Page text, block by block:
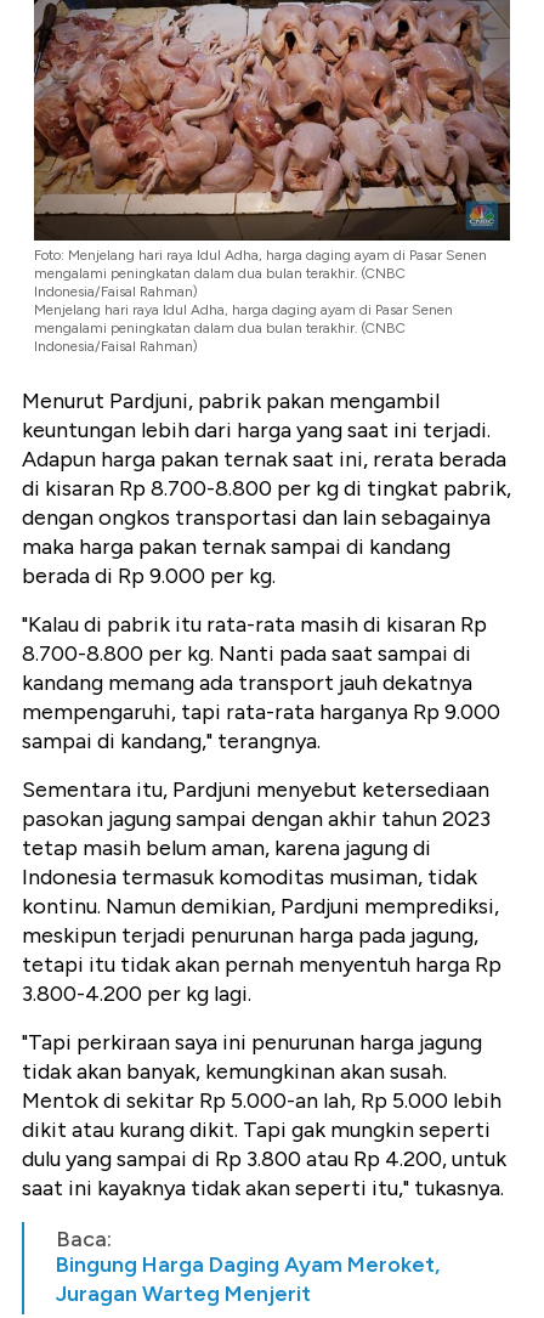
Foto: Menjelang hari raya Idul Adha, harga daging ayam di Pasar Senen
mengalami peningkatan dalam dua bulan terakhir. (CNBC
Indonesia/Faisal Rahman)
Menjelang hari raya Idul Adha, harga daging ayam di Pasar Senen
mengalami peningkatan dalam dua bulan terakhir. (CNBC
Indonesia/Faisal Rahman)
Menurut Pardjuni, pabrik pakan mengambil
keuntungan lebih dari harga yang saat ini terjadi.
Adapun harga pakan ternak saat ini, rerata berada
di kisaran Rp 8.700-8.800 per kg di tingkat pabrik,
dengan ongkos transportasi dan lain sebagainya
maka harga pakan ternak sampai di kandang
berada di Rp 9.000 per kg.
"Kalau di pabrik itu rata-rata masih di kisaran Rp
8.700-8.800 per kg. Nanti pada saat sampai di
kandang memang ada transport jauh dekatnya
mempengaruhi, tapi rata-rata harganya Rp 9.000
sampai di kandang," terangnya.
Sementara itu, Pardjuni menyebut ketersediaan
pasokan jagung sampai dengan akhir tahun 2023
tetap masih belum aman, karena jagung di
Indonesia termasuk komoditas musiman, tidak
kontinu. Namun demikian, Pardjuni memprediksi,
meskipun terjadi penurunan harga pada jagung,
tetapi itu tidak akan pernah menyentuh harga Rp
3.800-4.200 per kg lagi.
"Tapi perkiraan saya ini penurunan harga jagung
tidak akan banyak, kemungkinan akan susah.
Mentok di sekitar Rp 5.000-an lah, Rp 5.000 lebih
dikit atau kurang dikit. Tapi gak mungkin seperti
dulu yang sampai di Rp 3.800 atau Rp 4.200, untuk
saat ini kayaknya tidak akan seperti itu," tukasnya.
Baca:
Bingung Harga Daging Ayam Meroket,
Juragan Warteg Menjerit